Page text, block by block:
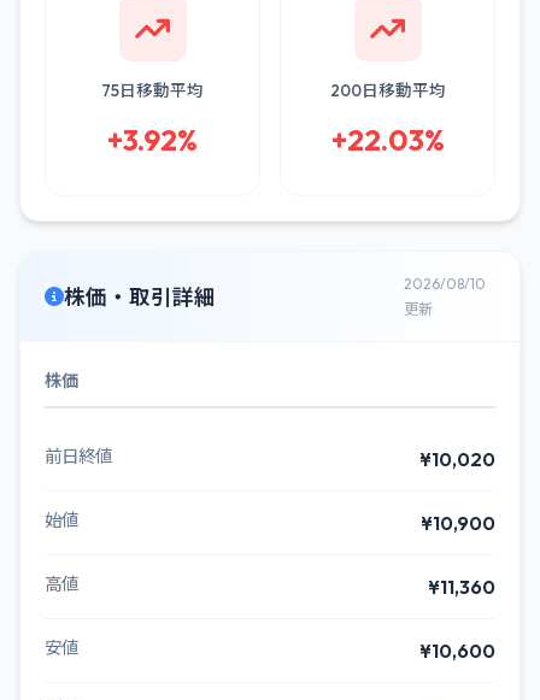
75日移動平均
+3.92%
200日移動平均
+22.03%
株価・取引詳細
2026/08/10
更新
株価
前日終値 ¥10,020
始値 ¥10,900
高値 ¥11,360
安値 ¥10,600